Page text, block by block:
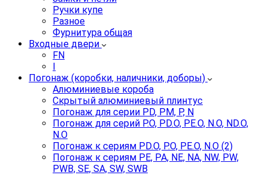
Ручки купе
Разное
Фурнитура общая
Входные двери
FN
I
Погонаж (коробки, наличники, доборы)
Алюминиевые короба
Скрытый алюминиевый плинтус
Погонаж для серии PD, PM, P, N
Погонаж для серий P.O, PD.O, PE.O, N.O, ND.O,
N.O
Погонаж к сериям PD.O, P.O, PE.O, N.O (2)
Погонаж к сериям PE, PA, NE, NA, NW, PW,
PWB, SE, SA, SW, SWB